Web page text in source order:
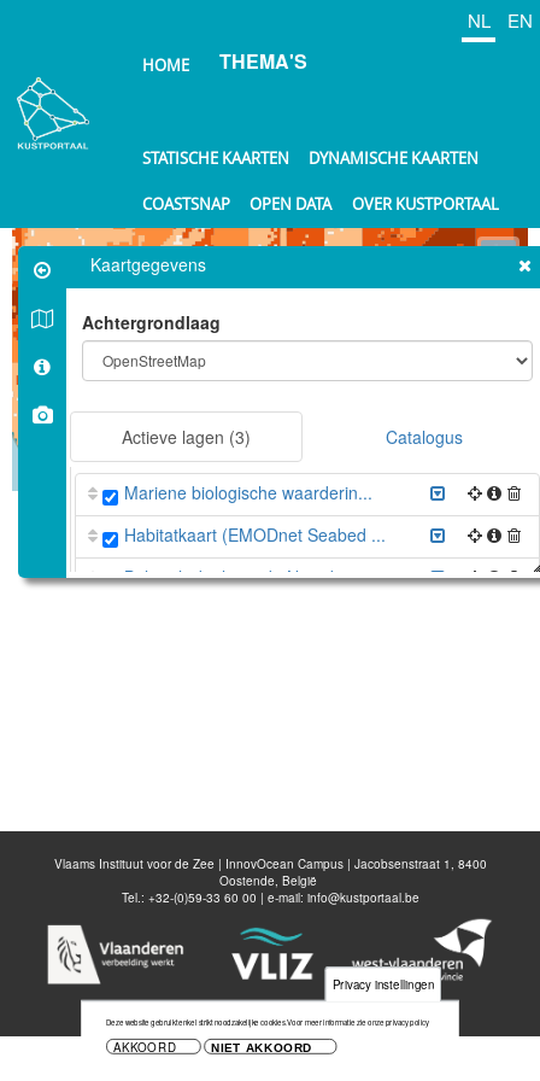
inhoud
gaan
NL EN
HOME THEMA'S
STATISCHE KAARTEN DYNAMISCHE KAARTEN
COASTSNAP OPEN DATA OVER KUSTPORTAAL
Kaartgegevens
Achtergrondlaag
Actieve lagen (3) Catalogus
Mariene biologische waarderin...
Habitatkaart (EMODnet Seabed ...
Belgisch deel van de Noordzee
−
⤢
© OpenStreetMap contributors.
Vlaams Instituut voor de Zee | InnovOcean Campus | Jacobsenstraat 1, 8400
Oostende, België
Tel.: +32-(0)59-33 60 00 | e-mail: info@kustportaal.be
Privacy instellingen
Deze website gebruikt enkel strikt noodzakelijke cookies.Voor meer informatie zie onze privacy policy
AKKOORD NIET AKKOORD